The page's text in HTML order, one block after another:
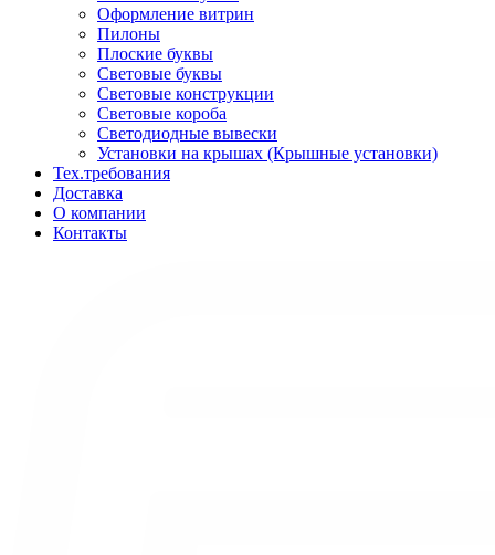
Оформление витрин
Пилоны
Плоские буквы
Световые буквы
Световые конструкции
Световые короба
Светодиодные вывески
Установки на крышах (Крышные установки)
Тех.требования
Доставка
О компании
Контакты